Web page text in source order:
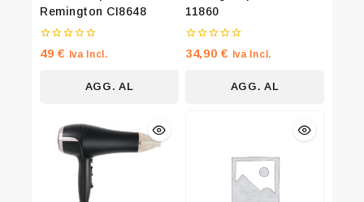
Remington CI8648
0
su
49€ Iva Incl.
AGG. AL
11860
0
su
34,90€ Iva Incl.
AGG. AL